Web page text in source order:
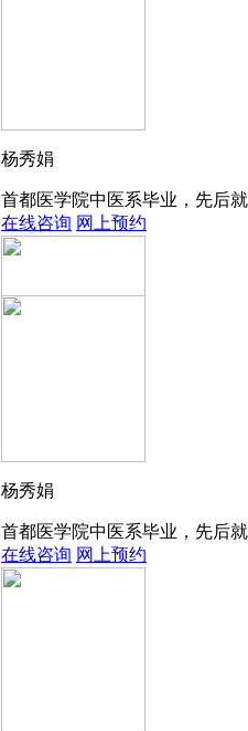
杨秀娟
首都医学院中医系毕业，先后
在线咨询 网上预约
在线咨询
杨秀娟
首都医学院中医系毕业，先后
在线咨询 网上预约